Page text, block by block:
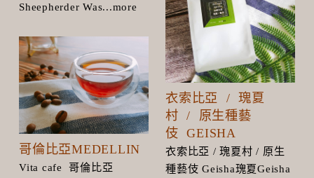
Sheepherder Was...more
哥倫比亞MEDELLIN
Vita cafe 哥倫比亞
衣索比亞 / 瑰夏
村 / 原生種藝
伎 GEISHA
衣索比亞 / 瑰夏村 / 原生
種藝伎 Geisha瑰夏Geisha